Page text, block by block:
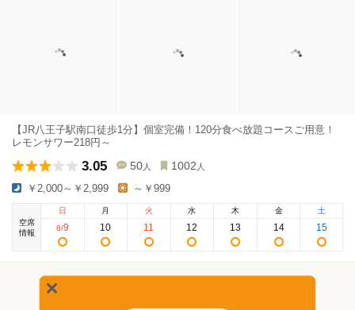
【JR八王子駅南口徒歩1分】個室完備！120分食べ放題コースご用意！
レモンサワー218円～
3.05 50 人 1002 人
￥2,000～￥2,999 ～￥999
空席
情報
日
8/9
月
10
火
11
水
12
木
13
金
14
土
15